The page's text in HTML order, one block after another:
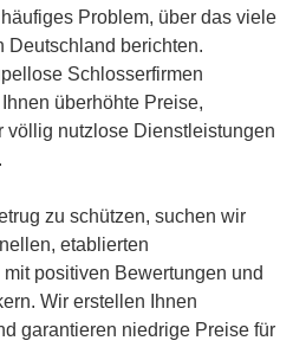
Problem, über das viele
Deutschland berichten.
Schlosserfirmen
überhöhte Preise,
völlig nutzlose Dienstleistungen
zu schützen, suchen wir
etablierten
positiven Bewertungen und
Wir erstellen Ihnen
garantieren niedrige Preise für